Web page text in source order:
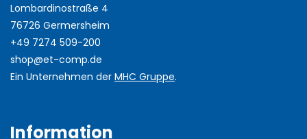
Lombardinostraße 4
76726 Germersheim
+49 7274 509-200
shop@et-comp.de
Ein Unternehmen der MHC Gruppe.
Information